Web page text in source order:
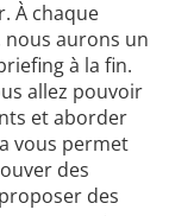
À chaque
aurons un
à la fin.
allez pouvoir
et aborder
vous permet
des
des